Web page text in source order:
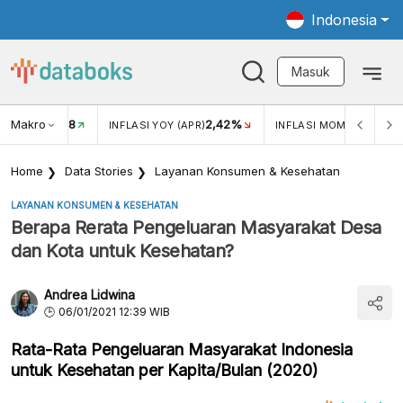
Indonesia
Masuk
Makro
USD/IDR 18 INFLASI YOY (APR)2,42% INFLASI MOM (APR)
Home Data Stories Layanan Konsumen & Kesehatan
LAYANAN KONSUMEN & KESEHATAN
Berapa Rerata Pengeluaran Masyarakat Desa
dan Kota untuk Kesehatan?
Andrea Lidwina
06/01/2021 12:39 WIB
Rata-Rata Pengeluaran Masyarakat Indonesia
untuk Kesehatan per Kapita/Bulan (2020)